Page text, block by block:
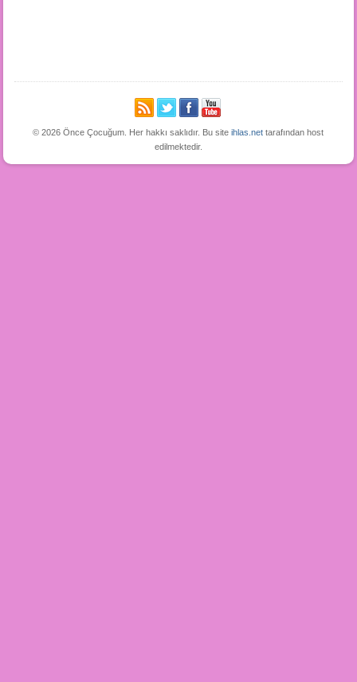
© 2026 Önce Çocuğum. Her hakkı saklıdır. Bu siteihlas.net tarafından host
edilmektedir.